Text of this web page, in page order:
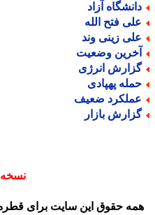
آزاد
فتح الله
زینی وند
وضعیت
انرژی
پهپادی
ضعیف
بازار
نسخه
حقوق این سایت برای قطره